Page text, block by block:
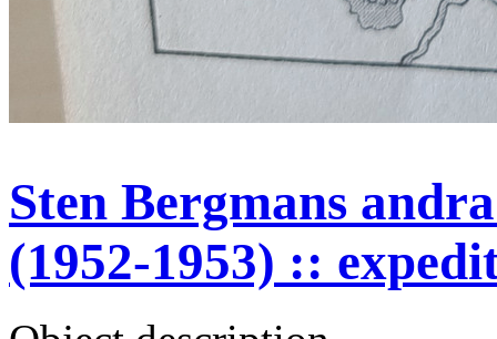
Sten Bergmans
(1952-1953) ::